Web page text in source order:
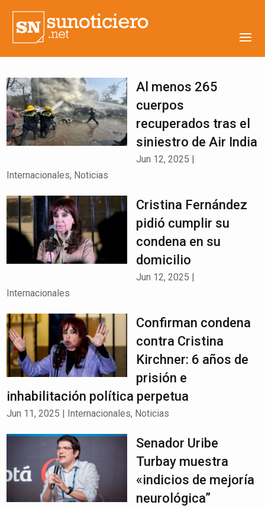
Al menos 265
cuerpos
recuperados tras el
siniestro de Air India
Jun 12, 2025 |
Internacionales, Noticias
Cristina Fernández
pidió cumplir su
condena en su
domicilio
Jun 12, 2025 |
Internacionales
Confirman condena
contra Cristina
Kirchner: 6 años de
prisión e
inhabilitación política perpetua
Jun 11, 2025 | Internacionales, Noticias
Senador Uribe
Turbay muestra
«indicios de mejoría
neurológica”